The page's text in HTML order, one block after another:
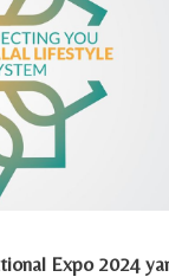
Expo 2024